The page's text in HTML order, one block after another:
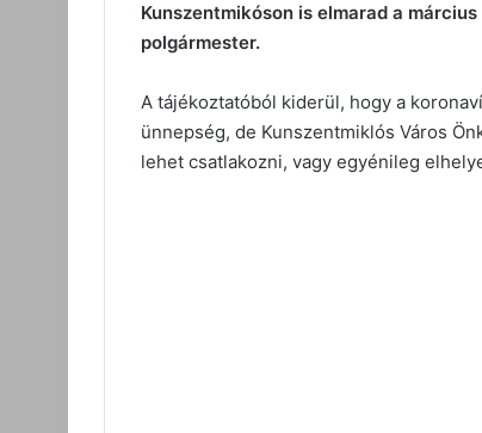
Kunszentmikóson is elmarad a
polgármester.
A tájékoztatóból kiderül, hogy a
ünnepség, de Kunszentmiklós Város
lehet csatlakozni, vagy egyénileg